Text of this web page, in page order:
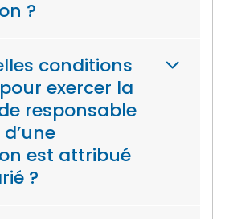
?
conditions
exercer la
responsable
est attribué
?